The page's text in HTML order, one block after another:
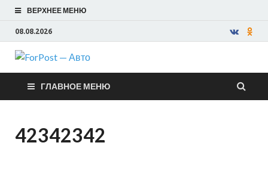
ВЕРХНЕЕ МЕНЮ
08.08.2026
ForPost —
Авто
ГЛАВНОЕ МЕНЮ
42342342